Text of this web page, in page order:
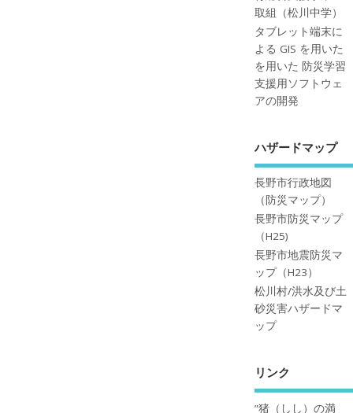
取組（松川中学）
タブレット端末に
よる GIS を用いた
を用いた 防災学習
支援用ソフトウェ
アの開発
ハザードマップ
長野市行政地図
（防災マップ）
長野市防災マップ
（H25)
長野市地震防災マ
ップ（H23）
松川村/洪水及び土
砂災害ハザードマ
ップ
リンク
”猪（しし）の満